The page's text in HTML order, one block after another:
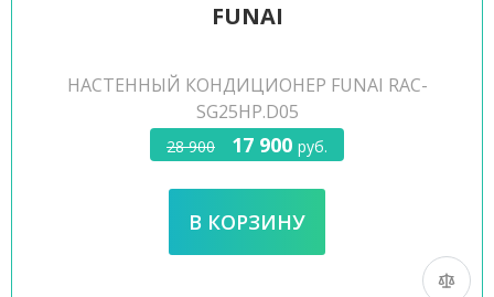
FUNAI
НАСТЕННЫЙ КОНДИЦИОНЕР FUNAI RAC-
SG25HP.D05
28 900 17 900 руб.